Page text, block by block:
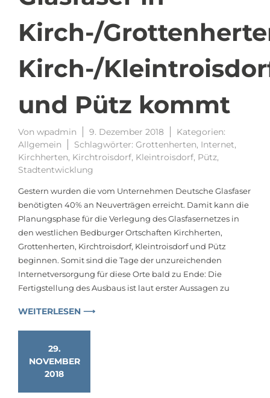
Kirch-/
Kirch-/
und Pütz kommt
Von wpadmin 9. Dezember 2018
Kategorien:
Allgemein
Schlagwörter: Grottenherten, Internet,
Kirchherten, Kirchtroisdorf, Kleintroisdorf, Pütz,
Stadtentwicklung
Gestern wurden die vom Unternehmen Deutsche Glasfaser
benötigten 40% an Neuverträgen erreicht. Damit kann die
Planungsphase für die Verlegung des Glasfasernetzes in
den westlichen Bedburger Ortschaften Kirchherten,
Grottenherten, Kirchtroisdorf, Kleintroisdorf und Pütz
beginnen. Somit sind die Tage der unzureichenden
Internetversorgung für diese Orte bald zu Ende: Die
Fertigstellung des Ausbaus ist laut erster Aussagen zu
WEITERLESEN ⟶
29.
NOVEMBER
2018